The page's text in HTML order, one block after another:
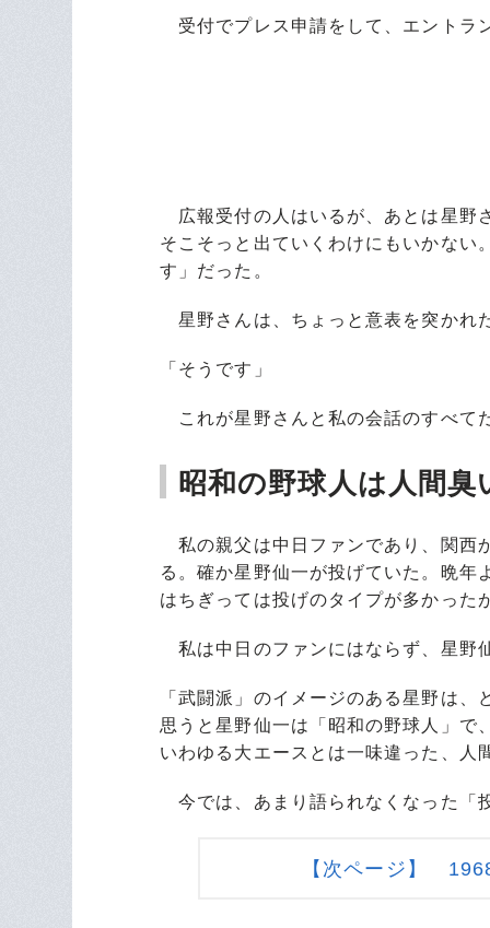
受付でプレス申請をして、エントラ
広報受付の人はいるが、あとは星野
そこそっと出ていくわけにもいかない
す」だった。
星野さんは、ちょっと意表を突かれ
「そうです」
これが星野さんと私の会話のすべて
昭和の野球人は人間
私の親父は中日ファンであり、関西
る。確か星野仙一が投げていた。晩年
はちぎっては投げのタイプが多かった
私は中日のファンにはならず、星野
「武闘派」のイメージのある星野は
思うと星野仙一は「昭和の野球人」で
いわゆる大エースとは一味違った、人
今では、あまり語られなくなった「
【次ページ】